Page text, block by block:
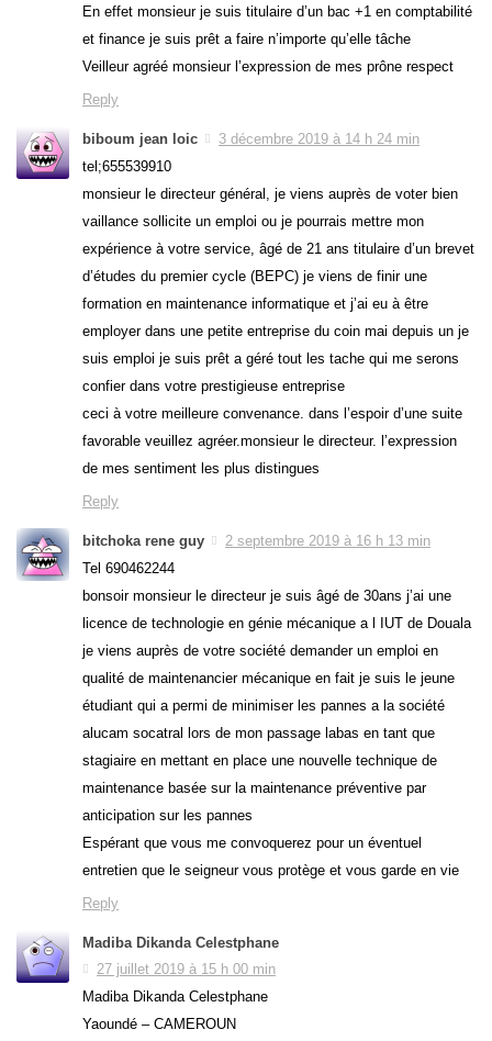
En effet monsieur je suis titulaire d’un bac +1 en comptabilité
et finance je suis prêt a faire n’importe qu’elle tâche
Veilleur agréé monsieur l’expression de mes prône respect
Reply
biboum jean loic
3 décembre 2019 à 14 h 24 min
tel;655539910
monsieur le directeur général, je viens auprès de voter bien
vaillance sollicite un emploi ou je pourrais mettre mon
expérience à votre service, âgé de 21 ans titulaire d’un brevet
d’études du premier cycle (BEPC) je viens de finir une
formation en maintenance informatique et j’ai eu à être
employer dans une petite entreprise du coin mai depuis un je
suis emploi je suis prêt a géré tout les tache qui me serons
confier dans votre prestigieuse entreprise
ceci à votre meilleure convenance. dans l’espoir d’une suite
favorable veuillez agréer.monsieur le directeur. l’expression
de mes sentiment les plus distingues
Reply
bitchoka rene guy
2 septembre 2019 à 16 h 13 min
Tel 690462244
bonsoir monsieur le directeur je suis âgé de 30ans j’ai une
licence de technologie en génie mécanique a l IUT de Douala
je viens auprès de votre société demander un emploi en
qualité de maintenancier mécanique en fait je suis le jeune
étudiant qui a permi de minimiser les pannes a la société
alucam socatral lors de mon passage labas en tant que
stagiaire en mettant en place une nouvelle technique de
maintenance basée sur la maintenance préventive par
anticipation sur les pannes
Espérant que vous me convoquerez pour un éventuel
entretien que le seigneur vous protège et vous garde en vie
Reply
Madiba Dikanda Celestphane
27 juillet 2019 à 15 h 00 min
Madiba Dikanda Celestphane
Yaoundé – CAMEROUN